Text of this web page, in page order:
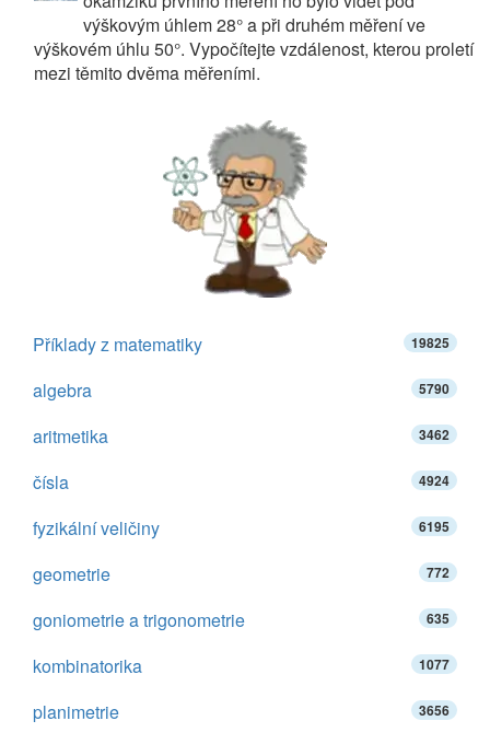
výškovým úhlem 28° a při druhém měření ve
výškovém úhlu 50°. Vypočítejte vzdálenost, kterou proletí
mezi těmito dvěma měřeními.
Příklady z matematiky 19825
algebra 5790
aritmetika 3462
čísla 4924
fyzikální veličiny 6195
geometrie 772
goniometrie a trigonometrie 635
kombinatorika 1077
planimetrie 3656